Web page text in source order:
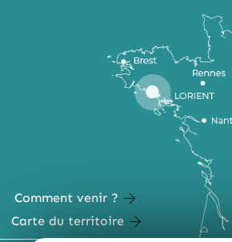
Comment venir ?
Carte du territoire